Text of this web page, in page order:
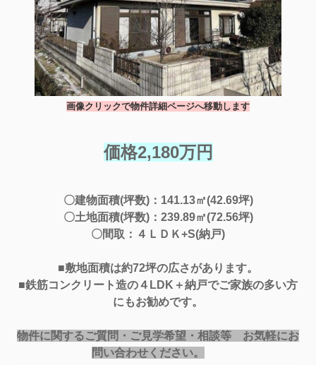
画像クリックで物件詳細ページへ移動します
価格2,180万円
〇建物面積(坪数)：141.13㎡(42.69坪)
〇土地面積(坪数)：239.89㎡(72.56坪)
〇間取：４ＬＤＫ+S(納戸)
■敷地面積は約72坪の広さがあります。
■鉄筋コンクリート造の４LDK＋納戸でご家族の多い方
にもお勧めです。
物件に関するご質問・ご見学希望・相談等 お気軽にお
問い合わせください。